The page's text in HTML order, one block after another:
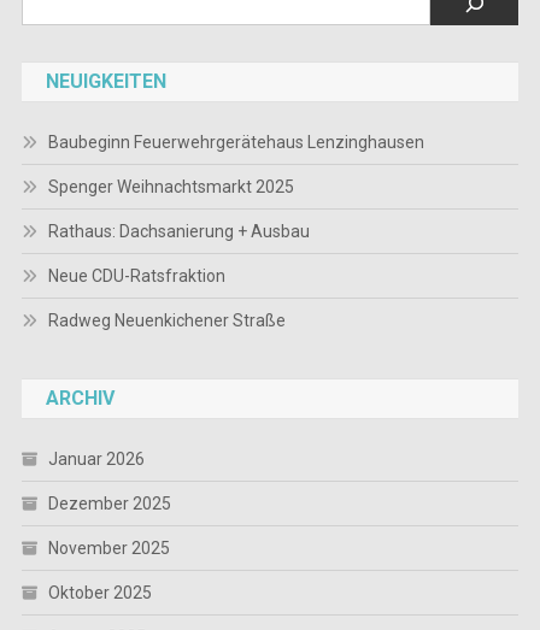
NEUIGKEITEN
Baubeginn Feuerwehrgerätehaus Lenzinghausen
Spenger Weihnachtsmarkt 2025
Rathaus: Dachsanierung + Ausbau
Neue CDU-Ratsfraktion
Radweg Neuenkichener Straße
ARCHIV
Januar 2026
Dezember 2025
November 2025
Oktober 2025